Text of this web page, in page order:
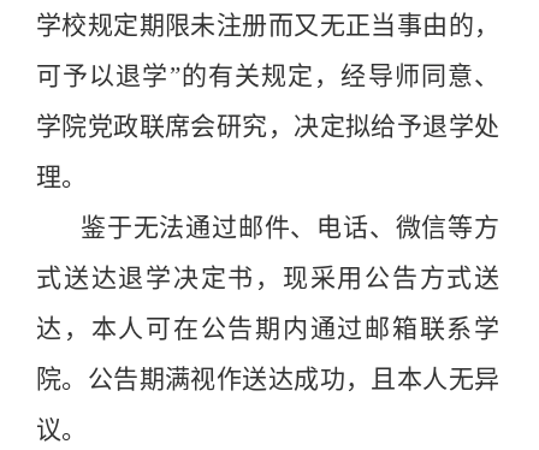
学校规定期限未注册而又无正当事由的，
可予以退学”的有关规定，经导师同意、
学院党政联席会研究，决定拟给予退学处
理。
鉴于无法通过邮件、电话、微信等方
式送达退学决定书，现采用公告方式送
达，本人可在公告期内 通过邮箱联系学
院。公告期满视作送达成功，且本人无异
议。